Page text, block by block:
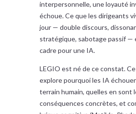
interpersonnelle, une loyauté
échoue. Ce que les dirigeants
jour — double discours,
stratégique, sabotage passif —
cadre pour une IA.
LEGIO est né de ce constat.
explore pourquoi les IA
terrain humain, quelles en sont
conséquences concrètes, et